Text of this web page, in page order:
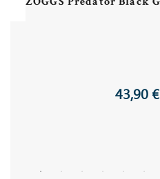
43,90 €